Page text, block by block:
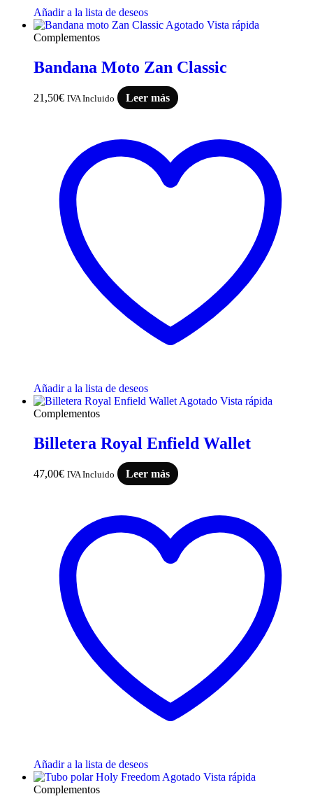
Añadir a la lista de deseos
Agotado Vista rápida
Complementos
Bandana Moto Zan Classic
21,50€ IVA Incluido Leer más
Añadir a la lista de deseos
Agotado Vista rápida
Complementos
Billetera Royal Enfield Wallet
47,00€ IVA Incluido Leer más
Añadir a la lista de deseos
Agotado Vista rápida
Complementos